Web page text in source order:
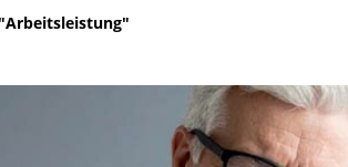
"Arbeitsleistung"